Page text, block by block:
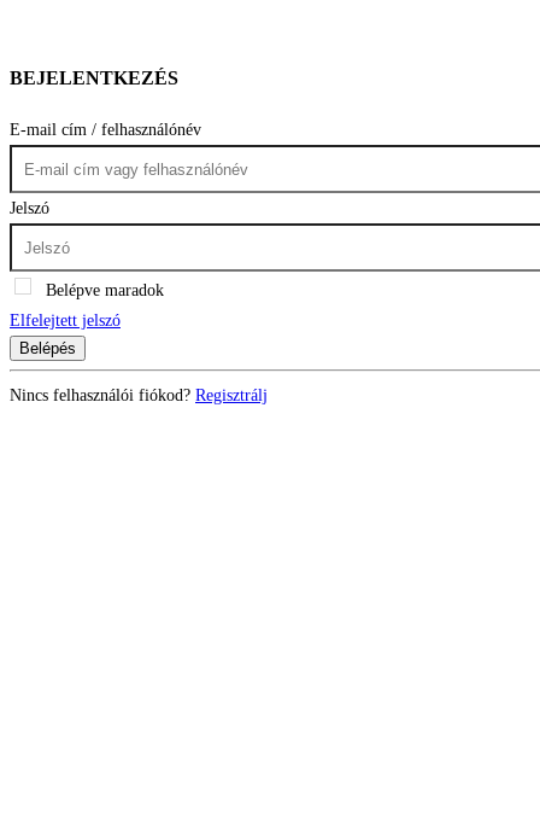
BEJELENTKEZÉS
E-mail cím / felhasználónév
Jelszó
Belépve maradok
Elfelejtett jelszó
Belépés
Nincs felhasználói fiókod? Regisztrálj